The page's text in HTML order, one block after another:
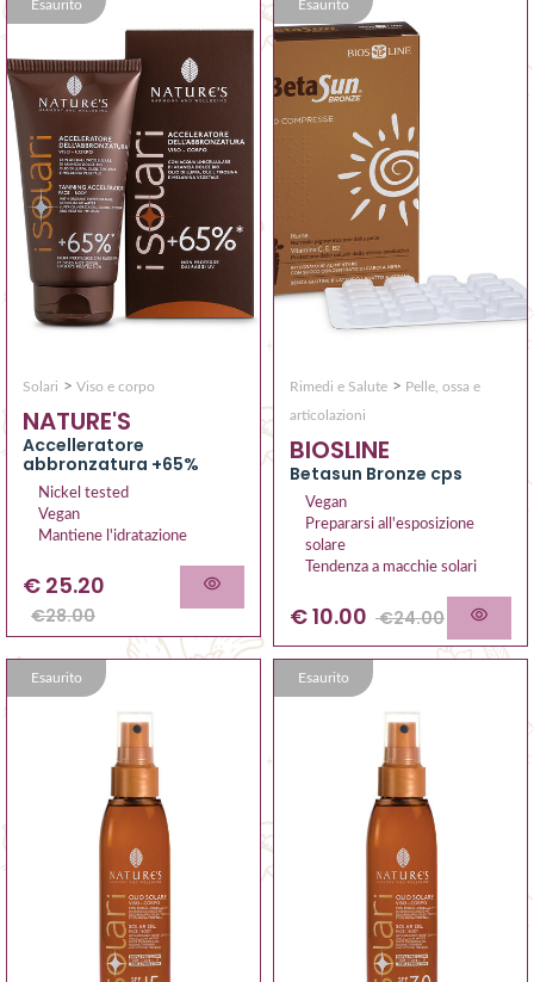
Esaurito
Solari > Viso e corpo
NATURE'S
Accelleratore
abbronzatura +65%
Nickel tested
Vegan
Mantiene l'idratazione
€ 25.20
€28.00
Esaurito
Rimedi e Salute > Pelle, ossa e
articolazioni
BIOSLINE
Betasun Bronze cps
Vegan
Prepararsi all'esposizione
solare
Tendenza a macchie solari
€10.00 €24.00
Esaurito Esaurito